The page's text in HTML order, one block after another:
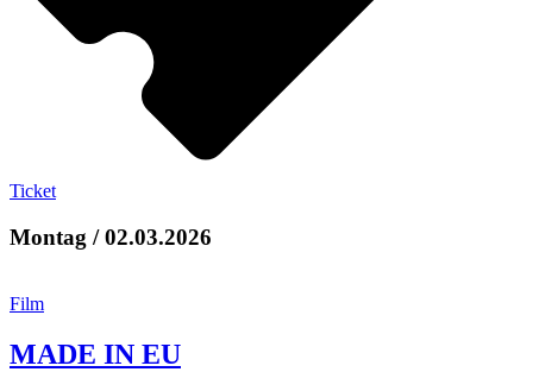
Ticket
Montag / 02.03.2026
Film
MADE IN EU